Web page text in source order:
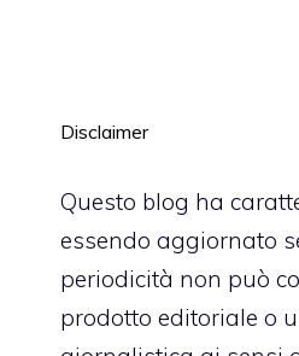
Disclaimer
Questo blog ha
essendo aggiornato
periodicità non può
prodotto editoriale o